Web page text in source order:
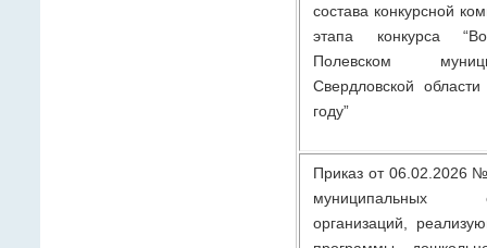
состава конкурсной
этапа конкурса
Полевском
Свердловской
году”
Приказ от 06.02.2026
муниципальных
организаций,